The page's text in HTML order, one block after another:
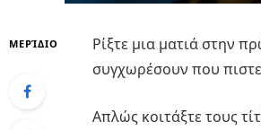
ΜΕΡΊΔΙΟ
Ρίξτε μια ματιά στην
συγχωρέσουν που
Απλώς κοιτάξτε τους